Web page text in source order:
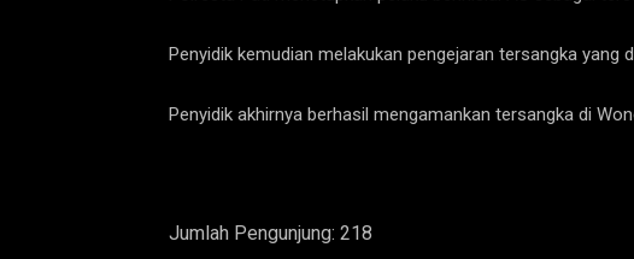
Penyidik kemudian melakukan pengejaran tersangka
Penyidik akhirnya berhasil mengamankan tersangka di
Jumlah Pengunjung: 218